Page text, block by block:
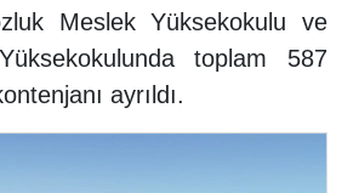
Meslek Yüksekokulu ve
toplam 587
ayrıldı.